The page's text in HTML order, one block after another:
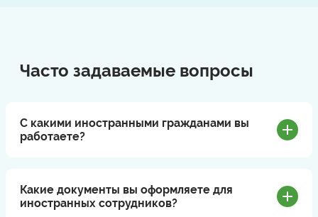
Часто задаваемые вопросы
С какими иностранными гражданами вы
работаете?
Какие документы вы оформляете для
иностранных сотрудников?